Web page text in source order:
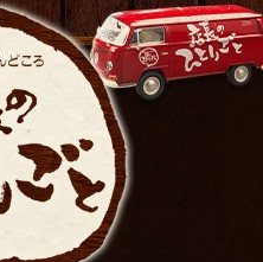
酒屋【店長の
ブログ
めしがおすすめで